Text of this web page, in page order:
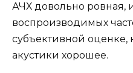
АЧХ довольно ровная,
воспроизводимых
субъективной оценке,
акустики хорошее.